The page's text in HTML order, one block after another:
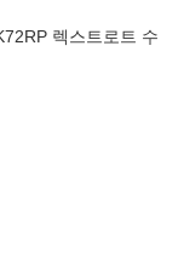
렉스트로트 수